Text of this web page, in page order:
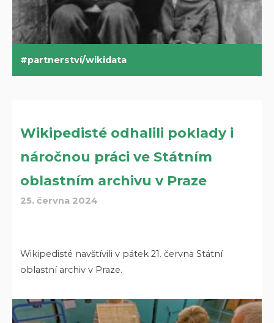
partnerství/wikidata
Wikipedisté odhalili poklady i
náročnou práci ve Státním
oblastním archivu v Praze
25. června 2024
Wikipedisté navštívili v pátek 21. června Státní
oblastní archiv v Praze.